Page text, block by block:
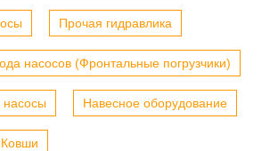
Прочая гидравлика
насосов (Фронтальные погрузчики)
насосы Навесное оборудование
Ковши